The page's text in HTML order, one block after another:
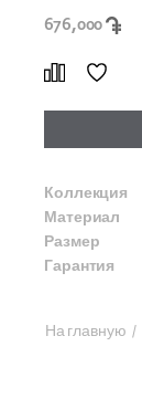
676,000
Коллекция
Материал
Размер
Гарантия
На главную /